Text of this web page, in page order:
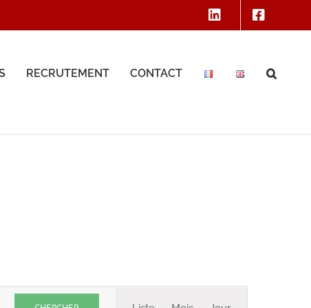
RECRUTEMENT CONTACT